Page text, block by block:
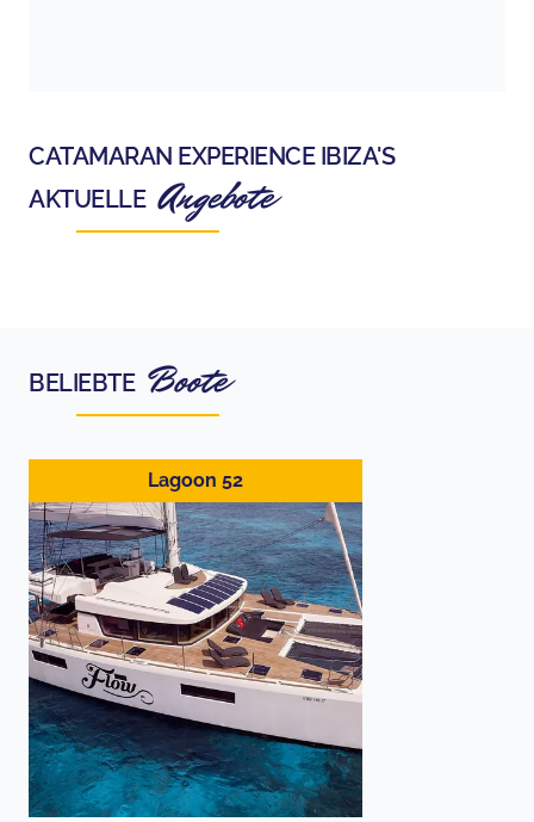
CATAMARAN EXPERIENCE IBIZA'S
AKTUELLE Angebote
BELIEBTE Boote
Lagoon 52